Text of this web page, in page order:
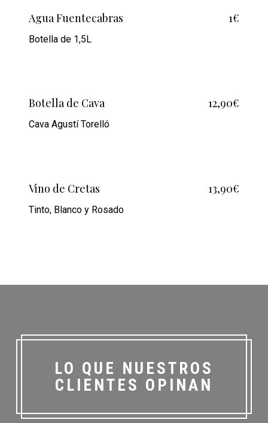
Agua Fuentecabras 1€
Botella de 1,5L
Botella de Cava 12,90€
Cava Agustí Torelló
Vino de Cretas 13,90€
Tinto, Blanco y Rosado
LO QUE NUESTROS
CLIENTES OPINAN